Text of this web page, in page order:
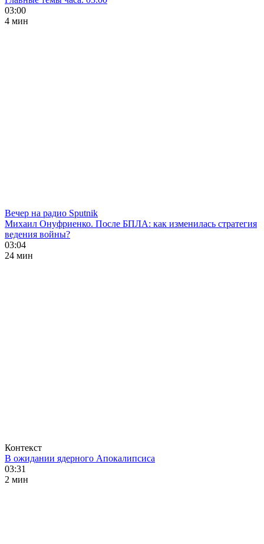
03:00
4 мин
Вечер на радио Sputnik
Михаил Онуфриенко. После БПЛА: как изменилась стратегия
ведения войны?
03:04
24 мин
Контекст
В ожидании ядерного Апокалипсиса
03:31
2 мин